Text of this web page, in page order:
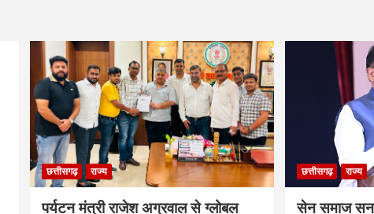
छत्तीसगढ़ राज्य
पर्यटन मंत्री राजेश अग्रवाल से ग्लोबल
छत्तीसगढ़ राज्य
सेन समाज